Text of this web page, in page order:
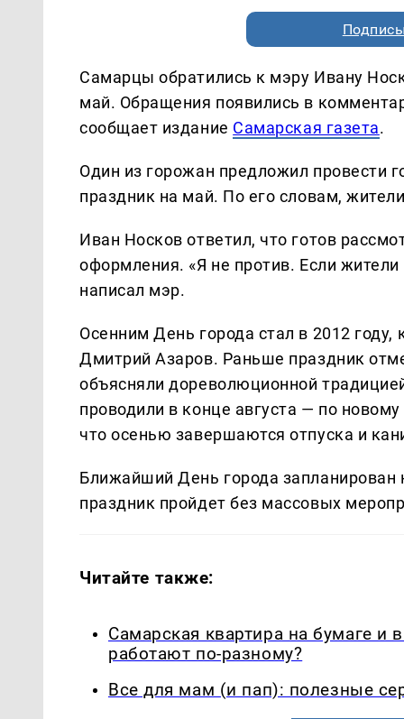
Самарцы обратились к мэру Ивану
май. Обращения появились в
сообщает издание Самарская газета.
Один из горожан предложил провести
праздник на май. По его словам,
Иван Носков ответил, что готов
оформления. «Я не против. Если
написал мэр.
Осенним День города стал в 2012
Дмитрий Азаров. Раньше праздник
объясняли дореволюционной
проводили в конце августа — по
что осенью завершаются отпуска и
Ближайший День города запланирован
праздник пройдет без массовых
Читайте также:
Самарская квартира на бумаге
работают по-разному?
Все для мам (и пап): полезные